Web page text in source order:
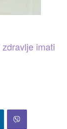
imati